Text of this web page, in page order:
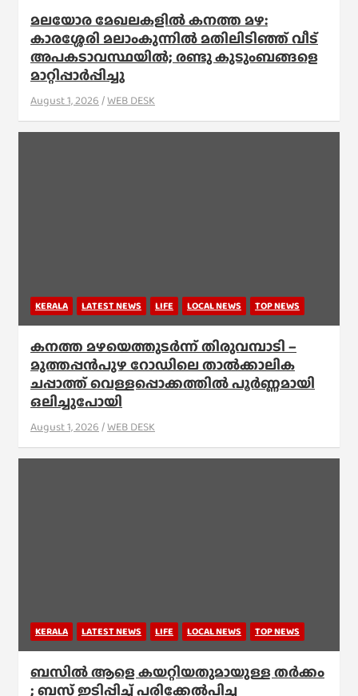
മലയോര മേഖലകളിൽ കനത്ത മഴ:
കാരശ്ശേരി മലാംകുന്നിൽ മതിലിടിഞ്ഞ് വീട്
അപകടാവസ്ഥയിൽ; രണ്ടു കുടുംബങ്ങളെ
മാറ്റിപ്പാർപ്പിച്ചു
August 1, 2026 WEB DESK
KERALA LATEST NEWS LIFE LOCAL NEWS TOP NEWS
കനത്ത മഴയെത്തുടർന്ന് തിരുവമ്പാടി –
മുത്തപ്പൻപുഴ റോഡിലെ താൽക്കാലിക
ചപ്പാത്ത് വെള്ളപ്പൊക്കത്തിൽ പൂർണ്ണമായി
ഒലിച്ചുപോയി
August 1, 2026 WEB DESK
KERALA LATEST NEWS LIFE LOCAL NEWS TOP NEWS
ബസിൽ ആളെ കയറ്റിയതുമായുള്ള തർക്കം
; ബസ് ഇടിപ്പിച്ച് പരിക്കേൽപിച്ച